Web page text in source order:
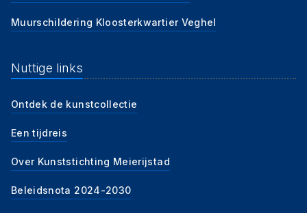
Muurschildering Kloosterkwartier Veghel
Nuttige links
Ontdek de kunstcollectie
Een tijdreis
Over Kunststichting Meierijstad
Beleidsnota 2024-2030